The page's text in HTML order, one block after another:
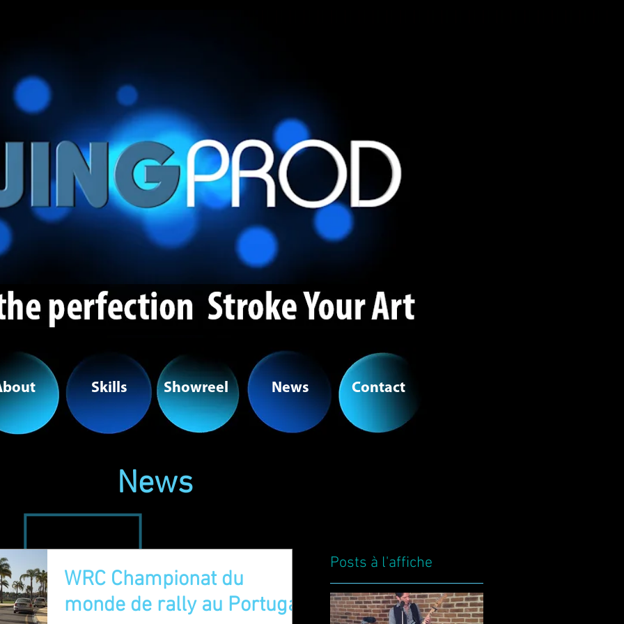
News
WRC Championat du
monde de rally au Portugal
Posts à l'affiche
Skills News
Showreel Contact